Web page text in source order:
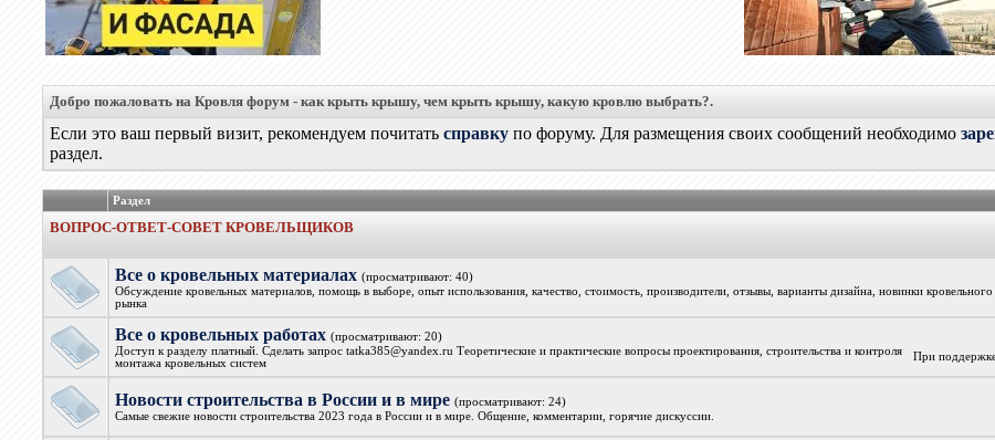
Добро пожаловать на Кровля форум - как крыть крышу, чем крыть крышу, какую кровлю выбрать?.
Если это ваш первый визит, рекомендуем почитатьсправку по форуму. Для размещения своих сообщений необходимо
раздел.
Раздел
ВОПРОС-ОТВЕТ-СОВЕТ КРОВЕЛЬЩИКОВ
Все о кровельных материалах (просматривают: 40)
Обсуждение кровельных материалов, помощь в выборе, опыт использования, качество, стоимость, производители, отзывы, варианты дизайна, новинки кровельного
рынка
Все о кровельных работах (просматривают: 20)
При
Доступ к разделу платный. Сделать запрос tatka385@yandex.ru Теоретические и практические вопросы проектирования, строительства и контроля
монтажа кровельных систем
Новости строительства в России и в мире (просматривают: 24)
Самые свежие новости строительства 2023 года в России и в мире. Общение, комментарии, горячие дискуссии.